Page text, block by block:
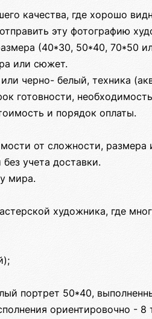
качества, где хорошо
эту фотографию
(40*30, 50*40, 70*50
или сюжет.
черно- белый, техника
готовности,
и порядок оплаты.
от сложности, размера
учета доставки.
мира.
художника, где
портрет 50*40,
ориентировочно - 8